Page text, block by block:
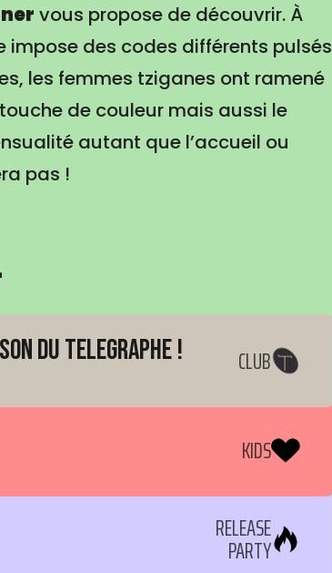
vous propose de découvrir. À
des codes différents pulsés
les femmes tziganes ont ramené
de couleur mais aussi le
autant que l’accueil ou
pas !
du Telegraphe ! CLUB
KIDS
RELEASE
PARTY